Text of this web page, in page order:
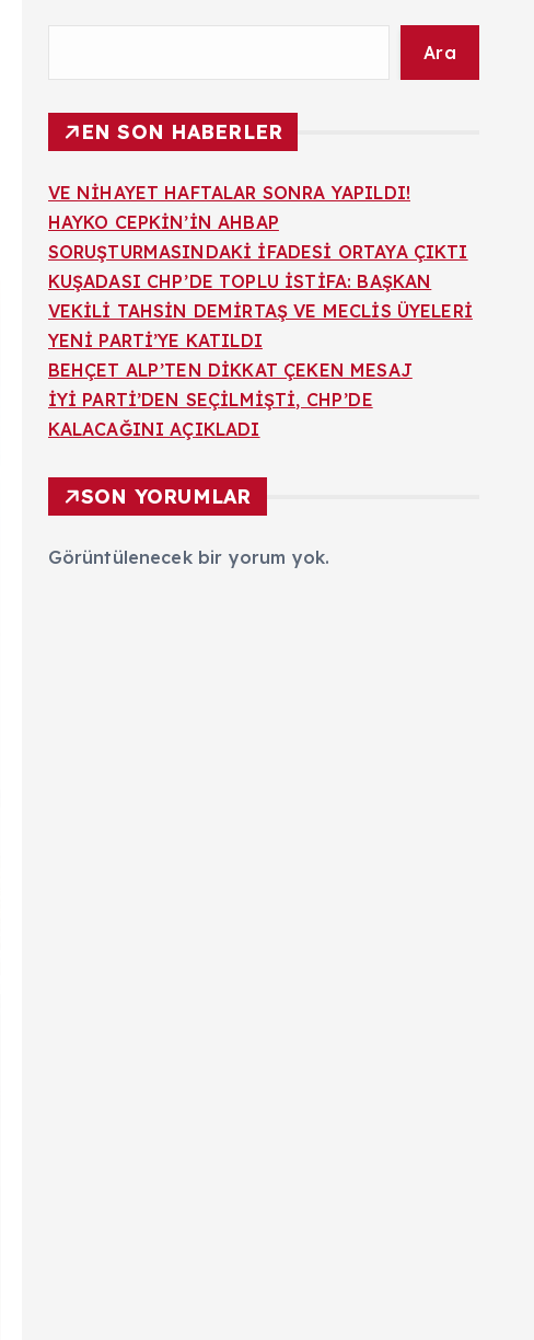
Ara
EN SON HABERLER
VE NİHAYET HAFTALAR SONRA YAPILDI!
HAYKO CEPKİN’İN AHBAP
SORUŞTURMASINDAKİ İFADESİ ORTAYA ÇIKTI
KUŞADASI CHP’DE TOPLU İSTİFA: BAŞKAN
VEKİLİ TAHSİN DEMİRTAŞ VE MECLİS ÜYELERİ
YENİ PARTİ’YE KATILDI
BEHÇET ALP’TEN DİKKAT ÇEKEN MESAJ
İYİ PARTİ’DEN SEÇİLMİŞTİ, CHP’DE
KALACAĞINI AÇIKLADI
SON YORUMLAR
Görüntülenecek bir yorum yok.